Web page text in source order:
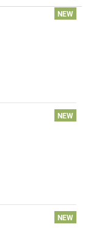
NEW
NEW
NEW